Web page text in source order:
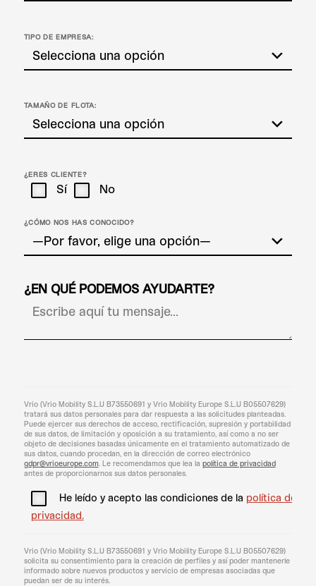
TIPO DE EMPRESA:
TAMAÑO DE FLOTA:
¿ERES CLIENTE?
Sí No
¿CÓMO NOS HAS CONOCIDO?
¿EN QUÉ PODEMOS AYUDARTE?
Vrio (Vrio Mobility S.L.U B73550691 y Vrio Mobility Europe S.L.U B05507629)
tratará sus datos personales para dar respuesta a las solicitudes planteadas.
Puede ejercer sus derechos de acceso, rectificación, supresión y portabilidad
de sus datos, de limitación y oposición a su tratamiento, así como a no ser
objeto de decisiones basadas únicamente en el tratamiento automatizado de
sus datos, cuando procedan, en la dirección de correo electrónico
gdpr@vrioeurope.com . Le recomendamos que lea la política de privacidad
antes de proporcionarnos sus datos personales.
He leído y acepto las condiciones de la política de
privacidad.
Vrio (Vrio Mobility S.L.U B73550691 y Vrio Mobility Europe S.L.U B05507629)
solicita su consentimiento para la creación de perfiles y así poder mantenerle
informado sobre nuevos productos y servicio de empresas asociadas que
puedan ser de su interés.